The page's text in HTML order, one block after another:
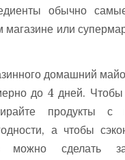
обычно
или
домашний
до 4 дней.
продукты с
а чтобы
можно сделать